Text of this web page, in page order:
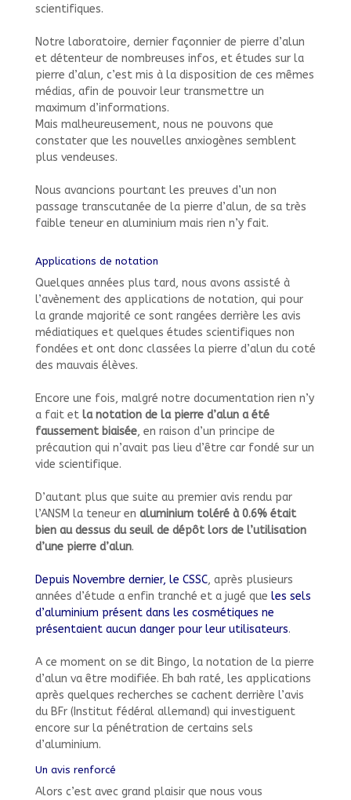
scientifiques.
Notre laboratoire, dernier façonnier de pierre d’alun
et détenteur de nombreuses infos, et études sur la
pierre d’alun, c’est mis à la disposition de ces mêmes
médias, afin de pouvoir leur transmettre un
maximum d’informations.
Mais malheureusement, nous ne pouvons que
constater que les nouvelles anxiogènes semblent
plus vendeuses.
Nous avancions pourtant les preuves d’un non
passage transcutanée de la pierre d’alun, de sa très
faible teneur en aluminium mais rien n’y fait.
Applications de notation
Quelques années plus tard, nous avons assisté à
l’avènement des applications de notation, qui pour
la grande majorité ce sont rangées derrière les avis
médiatiques et quelques études scientifiques non
fondées et ont donc classées la pierre d’alun du coté
des mauvais élèves.
Encore une fois, malgré notre documentation rien n’y
a fait et la notation de la pierre d’alun a été
faussement biaisée, en raison d’un principe de
précaution qui n’avait pas lieu d’être car fondé sur un
vide scientifique.
D’autant plus que suite au premier avis rendu par
l’ANSM la teneur en aluminium toléré à 0.6% était
bien au dessus du seuil de dépôt lors de l’utilisation
d’une pierre d’alun.
Depuis Novembre dernier, le CSSC, après plusieurs
années d’étude a enfin tranché et a jugé que les sels
d’aluminium présent dans les cosmétiques ne
présentaient aucun danger pour leur utilisateurs.
A ce moment on se dit Bingo, la notation de la pierre
d’alun va être modifiée. Eh bah raté, les applications
après quelques recherches se cachent derrière l’avis
du BFr (Institut fédéral allemand) qui investiguent
encore sur la pénétration de certains sels
d’aluminium.
Un avis renforcé
Alors c’est avec grand plaisir que nous vous